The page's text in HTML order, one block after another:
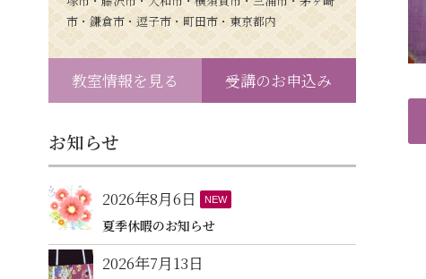
市・鎌倉市・逗子市・町田市・東京都内
教室情報を見る 受講のお申込み
お知らせ
2026年8月6日 NEW
夏季休暇のお知らせ
2026年7月13日